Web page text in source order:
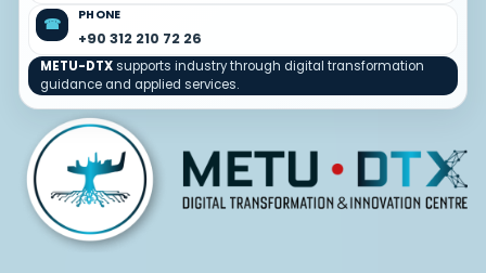
☎ PHONE
+90 312 210 72 26
METU-DTX supports industry through digital transformation
guidance and applied services.